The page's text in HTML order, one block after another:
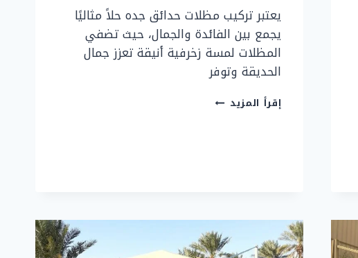
يعتبر تركيب مظلات حدائق جده حلاً مثاليًا
يجمع بين الفائدة والجمال، حيث تضفي
المظلات لمسة زخرفية أنيقة تعزز جمال
الحديقة وتوفر
إقرأ المزيد مظلات